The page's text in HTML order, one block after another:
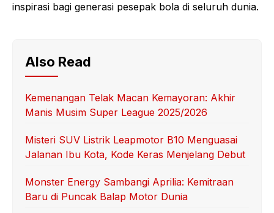
inspirasi bagi generasi pesepak bola di seluruh dunia.
Also Read
Kemenangan Telak Macan Kemayoran: Akhir
Manis Musim Super League 2025/2026
Misteri SUV Listrik Leapmotor B10 Menguasai
Jalanan Ibu Kota, Kode Keras Menjelang Debut
Monster Energy Sambangi Aprilia: Kemitraan
Baru di Puncak Balap Motor Dunia